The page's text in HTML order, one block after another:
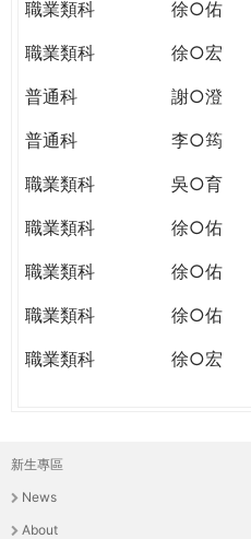
職業類科
徐○佑
職業類科
徐○宏
普通科
謝○澄
普通科
李○筠
職業類科
吳○育
職業類科
徐○佑
職業類科
徐○佑
職業類科
徐○佑
職業類科
徐○宏
主
選
新生專區
News
About